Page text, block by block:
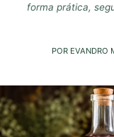
forma prática,
POR EVANDRO